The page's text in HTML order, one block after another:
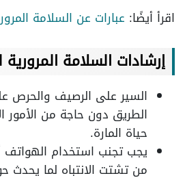
اقرأ أيضًا: عبارات عن السلامة
إرشادات السلامة
السير على الرصيف والحرص
الطريق دون حاجة من الأمور
حياة المارة.
يجب تجنب استخدام الهواتف
من تشتت الانتباه لما يحدث